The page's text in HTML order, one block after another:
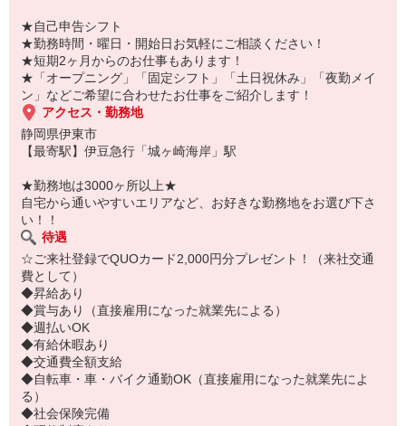
★自己申告シフト
★勤務時間・曜日・開始日お気軽にご相談ください！
★短期2ヶ月からのお仕事もあります！
★「オープニング」「固定シフト」「土日祝休み」「夜勤メイ
ン」などご希望に合わせたお仕事をご紹介します！
アクセス・勤務地
静岡県伊東市
【最寄駅】伊豆急行「城ヶ崎海岸」駅
★勤務地は3000ヶ所以上★
自宅から通いやすいエリアなど、お好きな勤務地をお選び下さ
い！！
待遇
☆ご来社登録でQUOカード2,000円分プレゼント！（来社交通
費として）
◆昇給あり
◆賞与あり（直接雇用になった就業先による）
◆週払いOK
◆有給休暇あり
◆交通費全額支給
◆自転車・車・バイク通勤OK（直接雇用になった就業先によ
る）
◆社会保険完備